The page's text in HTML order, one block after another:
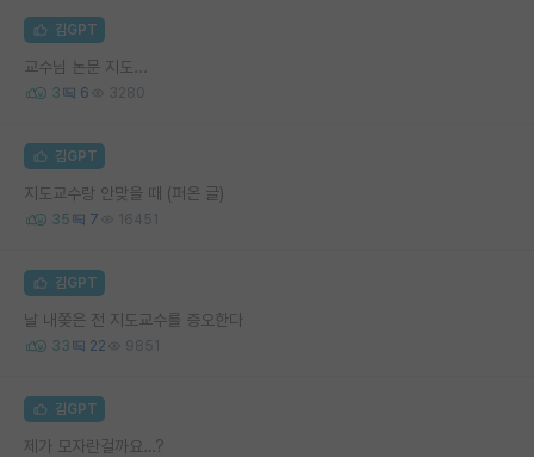
김GPT
교수님 논문 지도...
3 6 3280
김GPT
지도교수랑 안맞을 때 (퍼온 글)
35 7 16451
김GPT
날 내쫒은 전 지도교수를 증오한다
33 22 9851
김GPT
제가 모자란걸까요…?